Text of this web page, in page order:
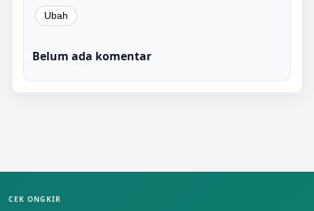
Belum ada komentar
CEK ONGKIR